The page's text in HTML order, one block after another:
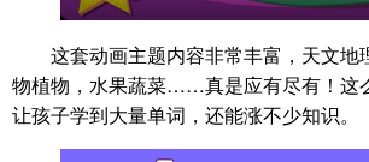
这套动画主题内容非常丰富，天文地
物植物，水果蔬菜……真是应有尽有！这
让孩子学到大量单词，还能涨不少知识。